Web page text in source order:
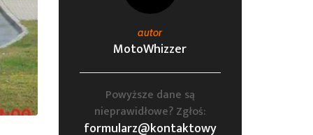
autor
MotoWhizzer
Powyższe dane są
nieprawidłowe? Zgłoś:
formularz@kontaktowy